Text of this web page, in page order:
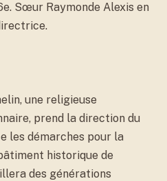
Sœur Raymonde Alexis en
une religieuse
prend la direction du
les démarches pour la
historique de
des générations